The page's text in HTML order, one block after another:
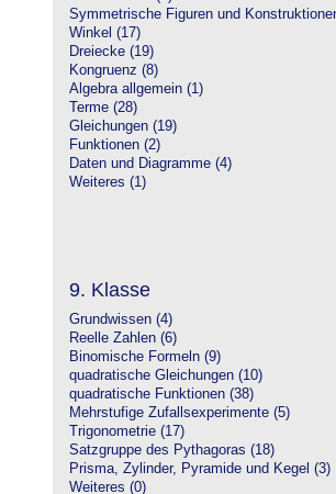
Symmetrische Figuren und
Winkel (17)
Dreiecke (19)
Kongruenz (8)
Algebra allgemein (1)
Terme (28)
Gleichungen (19)
Funktionen (2)
Daten und Diagramme (4)
Weiteres (1)
9. Klasse
Grundwissen (4)
Reelle Zahlen (6)
Binomische Formeln (9)
quadratische Gleichungen (10)
quadratische Funktionen (38)
Mehrstufige Zufallsexperimente (5)
Trigonometrie (17)
Satzgruppe des Pythagoras (18)
Prisma, Zylinder, Pyramide und Kegel (3)
Weiteres (0)